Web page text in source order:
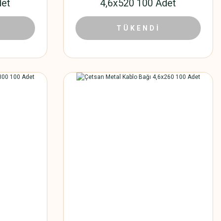
TL
4,6x520 100 Adet
1.290,00 TL 799,80 TL
TÜKENDİ